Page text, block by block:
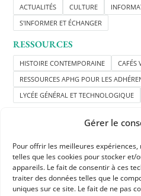
Gérer le
Pour offrir les meilleures
telles que les cookies pour stocker et/
appareils. Le fait de consentir à ces
traiter des données telles que le
uniques sur ce site. Le fait de ne pas
ACTUALITÉS CULTURE
S'INFORMER ET ÉCHANGER
RESSOURCES
HISTOIRE CONTEMPORAINE
CAFÉS
RESSOURCES APHG POUR LES
LYCÉE GÉNÉRAL ET TECHNOLOGIQUE